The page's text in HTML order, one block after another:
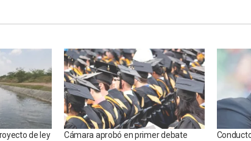
de ley
Cámara aprobó en primer debate